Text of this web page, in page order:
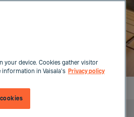
your device. Cookies gather visitor
in Vaisala's Privacy policy